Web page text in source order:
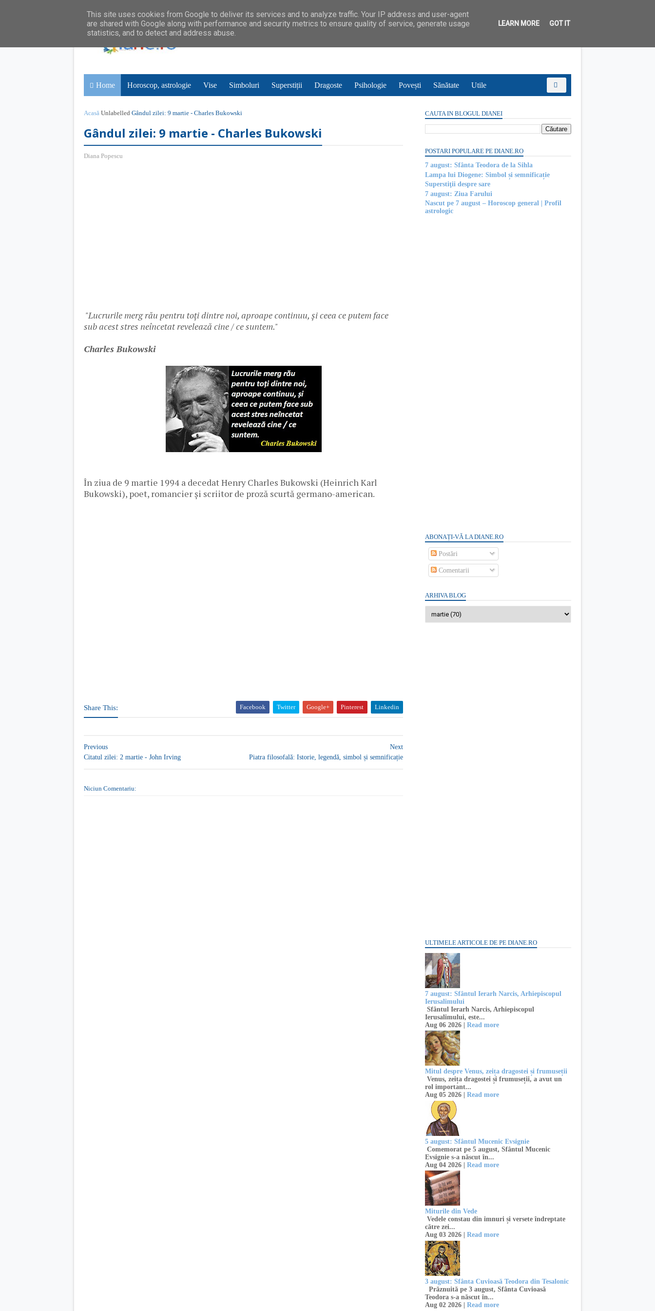
Home Horoscop, astrologie Vise Simboluri Superstiții Dragoste Psihologie Povești Sănătate Utile
Acasă Unlabelled Gândul zilei: 9 martie - Charles Bukowski
Gândul zilei: 9 martie - Charles Bukowski
Diana Popescu
"Lucrurile merg rău pentru toți dintre noi, aproape continuu, și ceea ce putem face
sub acest stres neîncetat revelează cine / ce suntem."
Charles Bukowski
În ziua de 9 martie 1994 a decedat Henry Charles Bukowski (Heinrich Karl
Bukowski), poet, romancier și scriitor de proză scurtă germano-american.
Share This: Facebook Twitter Google+ Pinterest Linkedin
Next
Piatra filosofală: Istorie, legendă, simbol și semnificație
Previous
Citatul zilei: 2 martie - John Irving
Niciun Comentariu:
CAUTA IN BLOGUL DIANEI
POSTARI POPULARE PE DIANE.RO
7 august: Sfânta Teodora de la Sihla
Lampa lui Diogene: Simbol și semnificație
Superstiţii despre sare
7 august: Ziua Farului
Nascut pe 7 august – Horoscop general | Profil
astrologic
ABONAȚI-VĂ LA DIANE.RO
Postări
Comentarii
ARHIVA BLOG
ULTIMELE ARTICOLE DE PE DIANE.RO
7 august: Sfântul Ierarh Narcis, Arhiepiscopul
Ierusalimului
Sfântul Ierarh Narcis, Arhiepiscopul
Ierusalimului, este...
Aug 06 2026 | Read more
Mitul despre Venus, zeița dragostei și frumuseții
Venus, zeița dragostei și frumuseții, a avut un
rol important...
Aug 05 2026 | Read more
5 august: Sfântul Mucenic Evsignie
Comemorat pe 5 august, Sfântul Mucenic
Evsignie s-a născut în...
Aug 04 2026 | Read more
Miturile din Vede
Vedele constau din imnuri și versete îndreptate
către zei...
Aug 03 2026 | Read more
3 august: Sfânta Cuvioasă Teodora din Tesalonic
Prăznuită pe 3 august, Sfânta Cuvioasă
Teodora s-a născut în...
Aug 02 2026 | Read more
This site uses cookies from Google to deliver its services and to analyze traffic. Your IP address and user-agent
are shared with Google along with performance and security metrics to ensure quality of service, generate usage
statistics, and to detect and address abuse.
LEARN MORE GOT IT